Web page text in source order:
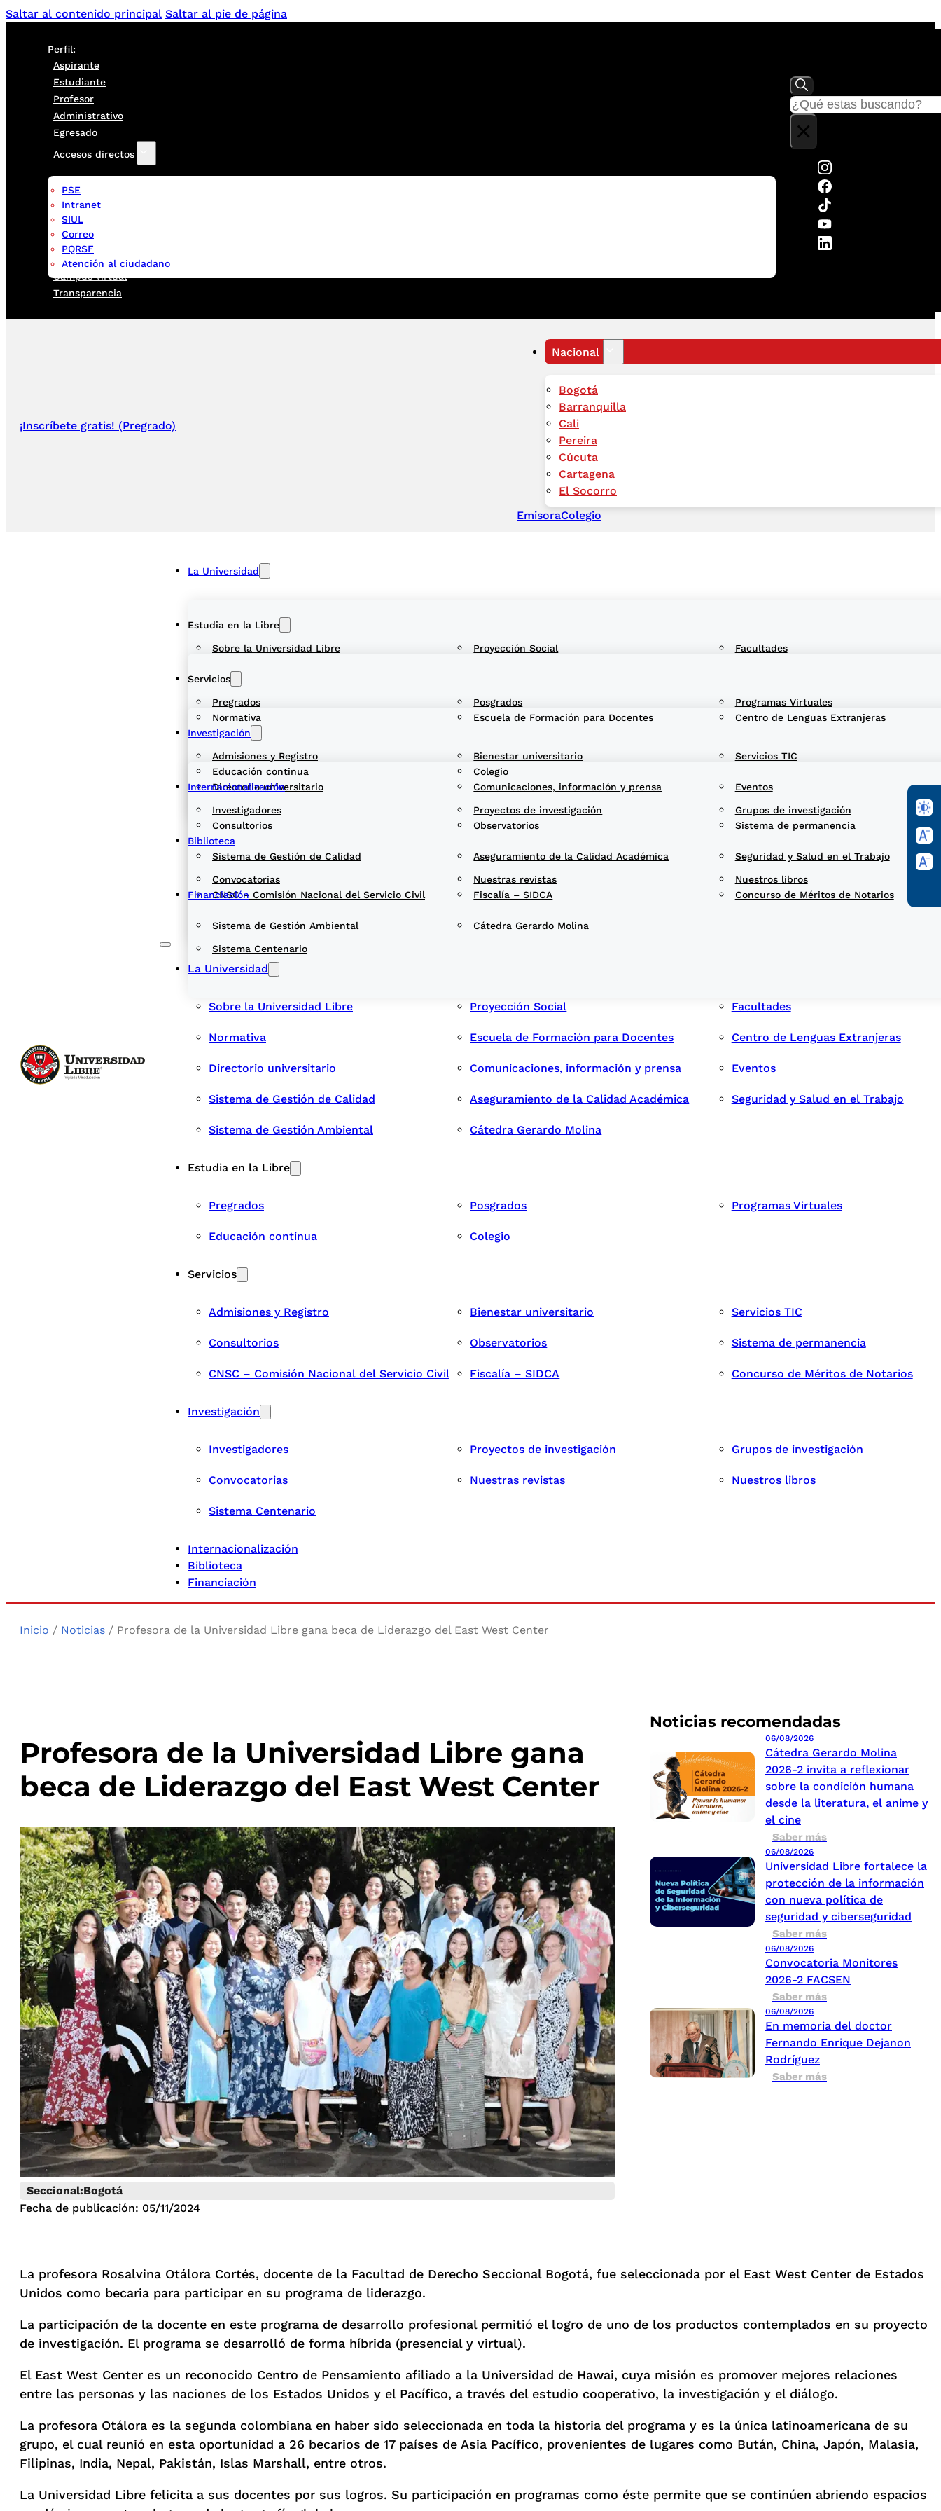
Saltar al contenido principal Saltar al pie de página
Perfil:
Aspirante
Estudiante
Profesor
Administrativo
Egresado
Accesos directos
PSE
Intranet
SIUL
Correo
PQRSF
Atención al ciudadano
Campus virtual
Transparencia
Buscar
×
¡Inscríbete gratis! (Pregrado)
Nacional
Bogotá
Barranquilla
Cali
Pereira
Cúcuta
Cartagena
El Socorro
EmisoraColegio
La Universidad
Sobre la Universidad Libre Proyección Social Facultades
Normativa Escuela de Formación para Docentes Centro de Lenguas Extranjeras
Directorio universitario Comunicaciones, información y prensa Eventos
Sistema de Gestión de Calidad Aseguramiento de la Calidad Académica Seguridad y Salud en el Trabajo
Sistema de Gestión Ambiental Cátedra Gerardo Molina
Estudia en la Libre
Pregrados Posgrados Programas Virtuales
Educación continua Colegio
Servicios
Admisiones y Registro Bienestar universitario Servicios TIC
Consultorios Observatorios Sistema de permanencia
CNSC – Comisión Nacional del Servicio Civil Fiscalía – SIDCA Concurso de Méritos de Notarios
Investigación
Investigadores Proyectos de investigación Grupos de investigación
Convocatorias Nuestras revistas Nuestros libros
Sistema Centenario
Internacionalización
Biblioteca
Financiación
La Universidad
Sobre la Universidad Libre Proyección Social Facultades
Normativa Escuela de Formación para Docentes Centro de Lenguas Extranjeras
Directorio universitario Comunicaciones, información y prensa Eventos
Sistema de Gestión de Calidad Aseguramiento de la Calidad Académica Seguridad y Salud en el Trabajo
Sistema de Gestión Ambiental Cátedra Gerardo Molina
Estudia en la Libre
Pregrados Posgrados Programas Virtuales
Educación continua Colegio
Servicios
Admisiones y Registro Bienestar universitario Servicios TIC
Consultorios Observatorios Sistema de permanencia
CNSC – Comisión Nacional del Servicio Civil Fiscalía – SIDCA Concurso de Méritos de Notarios
Investigación
Investigadores Proyectos de investigación Grupos de investigación
Convocatorias Nuestras revistas Nuestros libros
Sistema Centenario
Internacionalización
Biblioteca
Financiación
Inicio / Noticias / Profesora de la Universidad Libre gana beca de Liderazgo del East West Center
Profesora de la Universidad Libre gana
beca de Liderazgo del East West Center
Seccional:Bogotá
Fecha de publicación: 05/11/2024
Noticias recomendadas
06/08/2026
Cátedra Gerardo Molina
2026-2 invita a reflexionar
sobre la condición humana
desde la literatura, el anime y
el cine
Saber más
06/08/2026
Universidad Libre fortalece la
protección de la información
con nueva política de
seguridad y ciberseguridad
Saber más
06/08/2026
Convocatoria Monitores
2026-2 FACSEN
Saber más
06/08/2026
En memoria del doctor
Fernando Enrique Dejanon
Rodríguez
Saber más
La profesora Rosalvina Otálora Cortés, docente de la Facultad de Derecho Seccional Bogotá, fue seleccionada por el East West Center de Estados
Unidos como becaria para participar en su programa de liderazgo.
La participación de la docente en este programa de desarrollo profesional permitió el logro de uno de los productos contemplados en su proyecto
de investigación. El programa se desarrolló de forma híbrida (presencial y virtual).
El East West Center es un reconocido Centro de Pensamiento afiliado a la Universidad de Hawai, cuya misión es promover mejores relaciones
entre las personas y las naciones de los Estados Unidos y el Pacífico, a través del estudio cooperativo, la investigación y el diálogo.
La profesora Otálora es la segunda colombiana en haber sido seleccionada en toda la historia del programa y es la única latinoamericana de su
grupo, el cual reunió en esta oportunidad a 26 becarios de 17 países de Asia Pacífico, provenientes de lugares como Bután, China, Japón, Malasia,
Filipinas, India, Nepal, Pakistán, Islas Marshall, entre otros.
La Universidad Libre felicita a sus docentes por sus logros. Su participación en programas como éste permite que se continúen abriendo espacios